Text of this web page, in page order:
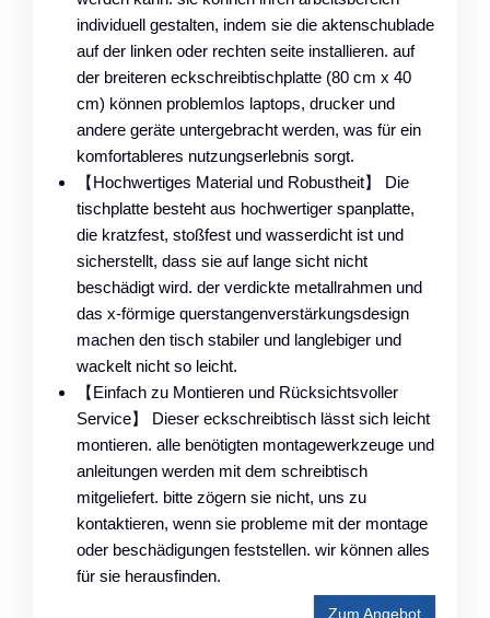
individuell gestalten, indem sie die aktenschublade
auf der linken oder rechten seite installieren. auf
der breiteren eckschreibtischplatte (80 cm x 40
cm) können problemlos laptops, drucker und
andere geräte untergebracht werden, was für ein
komfortableres nutzungserlebnis sorgt.
【Hochwertiges Material und Robustheit】 Die
tischplatte besteht aus hochwertiger spanplatte,
die kratzfest, stoßfest und wasserdicht ist und
sicherstellt, dass sie auf lange sicht nicht
beschädigt wird. der verdickte metallrahmen und
das x-förmige querstangenverstärkungsdesign
machen den tisch stabiler und langlebiger und
wackelt nicht so leicht.
【Einfach zu Montieren und Rücksichtsvoller
Service】 Dieser eckschreibtisch lässt sich leicht
montieren. alle benötigten montagewerkzeuge und
anleitungen werden mit dem schreibtisch
mitgeliefert. bitte zögern sie nicht, uns zu
kontaktieren, wenn sie probleme mit der montage
oder beschädigungen feststellen. wir können alles
für sie herausfinden.
Zum Angebot